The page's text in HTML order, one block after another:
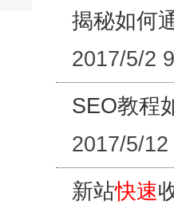
揭秘如何
2017/5/2
SEO教程
2017/5/
新站快速